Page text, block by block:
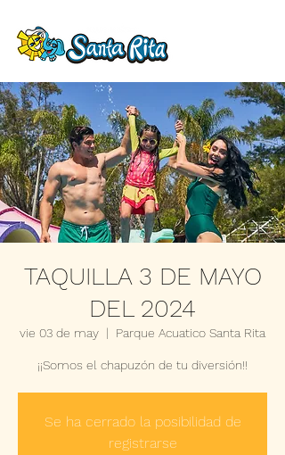
TAQUILLA 3 DE MAYO
DEL 2024
vie 03 de may
  |
Parque Acuatico Santa Rita
¡¡Somos el chapuzón de tu diversión!!
Se ha cerrado la posibilidad de
registrarse